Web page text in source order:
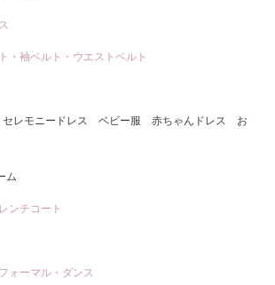
・袖ベルト・ウエストベルト
レモニードレス ベビー服 赤ちゃんドレス お
ム
ンチコート
ォーマル・ダンス